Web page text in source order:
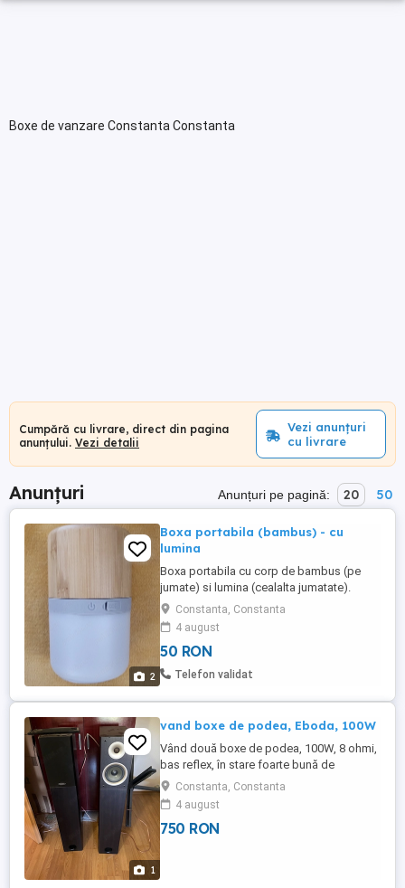
Boxe de vanzare Constanta Constanta
Cumpără cu livrare, direct din pagina
anunțului. Vezi detalii
Vezi anunțuri
cu livrare
Anunțuri Anunțuri pe pagină: 20 50
2
Boxa portabila (bambus) - cu
lumina
Boxa portabila cu corp de bambus (pe
jumate) si lumina (cealalta jumatate).
Dimensiuni: inaltime 10 cm, diametru 6 cm.
Se aude bine pentru cat de mica este.
Putere 3W. Vine cu cablul de incarcare si
cutie. Produsul este nou, nefolosit. Pret fix
50 lei, nu fac schimburi, NU trimit in tara.
Constanta, Constanta
4 august
50 RON
Telefon validat
1
vand boxe de podea, Eboda, 100W
Vând două boxe de podea, 100W, 8 ohmi,
bas reflex, în stare foarte bună de
funcționare. Arată foarte bine, mai puțin
colajul, se vede în imagine, de pe cantul
superior. Motivul vânzării este schimbarea
locuinței, pentru care boxele sunt prea
Constanta, Constanta
4 august
750 RON